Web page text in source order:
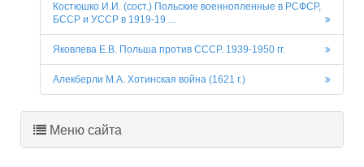
Костюшко И.И. (сост.) Польские военнопленные в РСФСР,
БССР и УССР в 1919-19 ...
Яковлева Е.В. Польша против СССР. 1939-1950 гг.
Алекберли М.А. Хотинская война (1621 г.)
Меню сайта